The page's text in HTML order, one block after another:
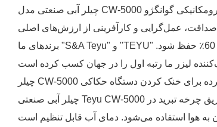
برندهای ما "S&A Teyu" و "TEYU" از هزاران تولیدکننده در داخل و خارج از کشور تأیید و اعتماد کسب کرده‌اند که این امر باعث می‌شود نرخ صادرات محصولات ما در درازمدت بیش از 60٪ حفظ شود.
چیلر آبی صنعتی Teyu CW-5000 با ظرفیت خنک‌کنندگی ۸۰۰ وات و کنترل دما با دقت ±۰.۳ درجه سانتیگراد، عمدتاً برای انتقال گرمای تولید شده در حین کار دستگاه لیزر از طریق چرخه تبرید در